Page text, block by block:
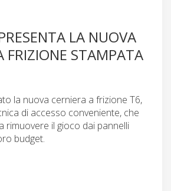
LA NUOVA
FRIZIONE STAMPATA
la nuova cerniera a frizione T6,
di accesso conveniente, che
rimuovere il gioco dai pannelli
budget.